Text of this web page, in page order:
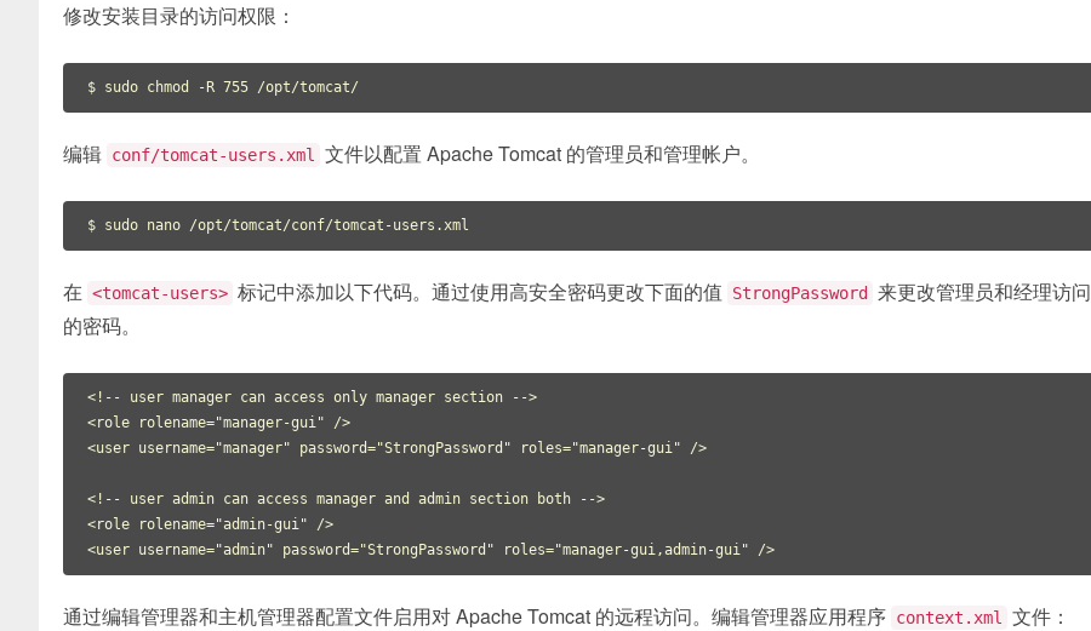
修改安装目录的访问权限：
编辑 conf/tomcat-users.xml 文件以配置 Apache Tomcat 的管理员和管理帐户。
在 <tomcat-users> 标记中添加以下代码。通过使用高安全密码更改下面的值 StrongPassword
来更改管理员和经理访问
的密码。
<!-- user manager can access only manager section -->
<role rolename="manager-gui" />
<user username="manager" password="StrongPassword" roles="manager-gui" />
<!-- user admin can access manager and admin section both -->
<role rolename="admin-gui" />
<user username="admin" password="StrongPassword" roles="manager-gui,admin-gui" />
通过编辑管理器和主机管理器配置文件启用对 Apache Tomcat 的远程访问。编辑管理器应用程序 context.xml 文件：